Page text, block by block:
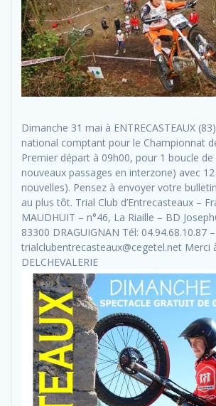
Dimanche 31 mai à ENTRECASTEAUX
national comptant pour le Championnat
Premier départ à 09h00, pour 1 boucle de
nouveaux passages en interzone) avec
nouvelles). Pensez à envoyer votre
au plus tôt. Trial Club d’Entrecasteaux –
MAUDHUIT – n°46, La Riaille – BD
83300 DRAGUIGNAN Tél: 04.94.68.10.87
trialclubentrecasteaux@cegetel.net Merci
DELCHEVALERIE